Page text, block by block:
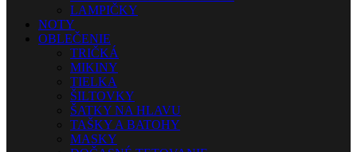
LAMPIČKY
NOTY
OBLEČENIE
TRIČKÁ
MIKINY
TIELKA
ŠILTOVKY
ŠATKY NA HLAVU
TAŠKY A BATOHY
MASKY